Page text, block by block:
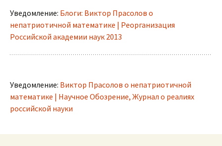
Уведомление: Блоги: Виктор Прасолов о
непатриотичной математике | Реорганизация
Российской академии наук 2013
Уведомление: Виктор Прасолов о непатриотичной
математике | Научное Обозрение, Журнал о реалиях
российской науки